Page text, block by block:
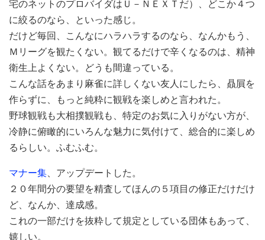
宅のネットのプロバイダはＵ－ＮＥＸＴだ）、どこか４つ
に絞るのなら、といった感じ。
だけど毎回、こんなにハラハラするのなら、なんかもう、
Ｍリーグを観たくない。観てるだけで辛くなるのは、精神
衛生上よくない。どうも間違っている。
こんな話をあまり麻雀に詳しくない友人にしたら、贔屓を
作らずに、もっと純粋に観戦を楽しめと言われた。
野球観戦も大相撲観戦も、特定のお気に入りがない方が、
冷静に俯瞰的にいろんな魅力に気付けて、総合的に楽しめ
るらしい。ふむふむ。
マナー集 、アップデートした。
２０年間分の要望を精査してほんの５項目の修正だけだけ
ど、なんか、達成感。
これの一部だけを抜粋して規定としている団体もあって、
嬉しい。